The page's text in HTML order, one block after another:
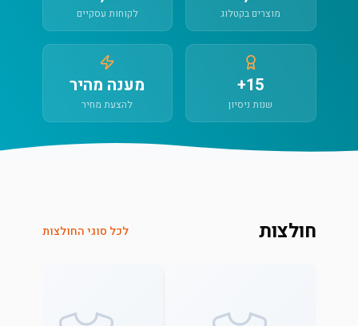
מוצרים בקטלוג לקוחות עסקיים
15+
שנות ניסיון
מענה מהיר
להצעת מחיר
חולצות לכל סוגי החולצות